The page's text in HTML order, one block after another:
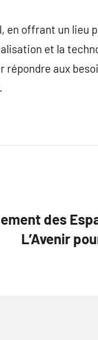
en offrant un lieu
et la
répondre aux
des
L’Avenir